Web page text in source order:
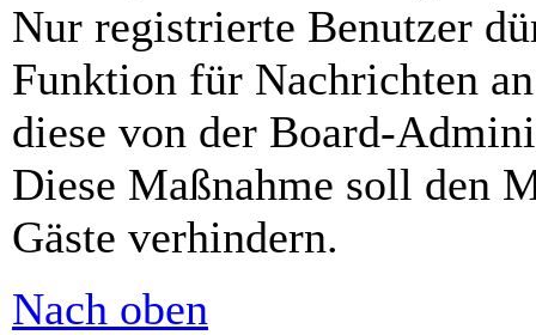
Nur registrierte Benutzer
Funktion für Nachrichten
diese von der Board-
Diese Maßnahme soll den
Gäste verhindern.
Nach oben